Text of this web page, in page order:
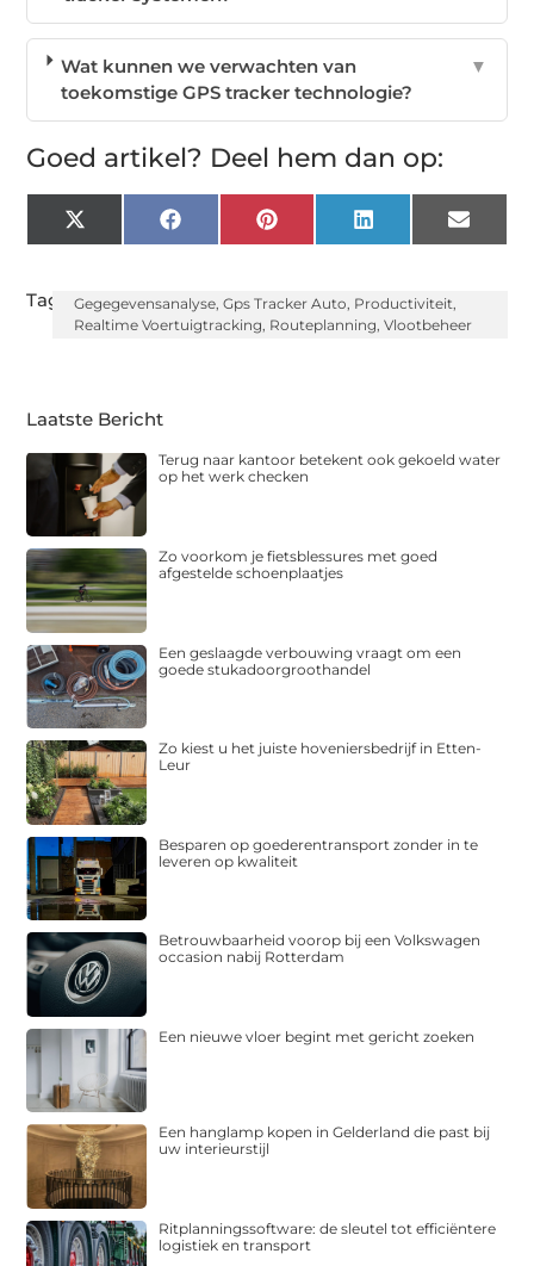
Wat kunnen we verwachten van
toekomstige GPS tracker technologie?
▼
Goed artikel? Deel hem dan op:
X
(Twitter)
FacebookPinterest LinkedIn Email
Tags: Gegegevensanalyse, Gps Tracker Auto, Productiviteit,
Realtime Voertuigtracking, Routeplanning, Vlootbeheer
Laatste Bericht
Terug naar kantoor betekent ook gekoeld water
op het werk checken
Zo voorkom je fietsblessures met goed
afgestelde schoenplaatjes
Een geslaagde verbouwing vraagt om een
goede stukadoorgroothandel
Zo kiest u het juiste hoveniersbedrijf in Etten-
Leur
Besparen op goederentransport zonder in te
leveren op kwaliteit
Betrouwbaarheid voorop bij een Volkswagen
occasion nabij Rotterdam
Een nieuwe vloer begint met gericht zoeken
Een hanglamp kopen in Gelderland die past bij
uw interieurstijl
Ritplanningssoftware: de sleutel tot efficiëntere
logistiek en transport